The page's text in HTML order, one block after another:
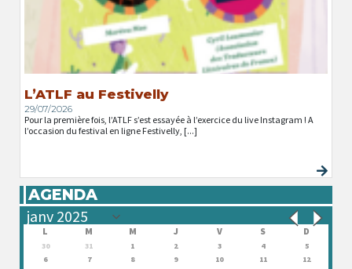
L’ATLF au Festivelly
29/07/2026
Pour la première fois, l’ATLF s’est essayée à l’exercice du live Instagram ! A
l’occasion du festival en ligne Festivelly, [...]
AGENDA
L M M J V S D
30 31 1 2 3 4
5
6
7 8 9 10 11
12